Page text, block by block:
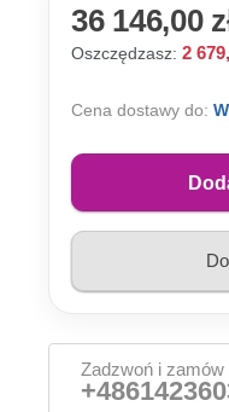
36 146,00
Oszczędzasz: 2
Cena dostawy do:
Zadzwoń i zamów